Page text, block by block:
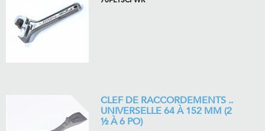
CLEF DE RACCORDEMENTS ..
UNIVERSELLE 64 À 152 MM (2
½ À 6 PO)